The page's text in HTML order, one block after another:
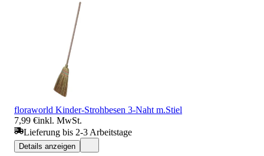
floraworld Kinder-Strohbesen 3-Naht m.Stiel
7,99 €inkl. MwSt.
Lieferung bis 2-3 Arbeitstage
Details anzeigen